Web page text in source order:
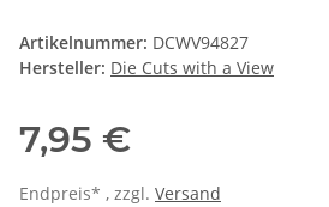
Artikelnummer: DCWV94827
Hersteller: Die Cuts with a View
7,95 €
Endpreis* , zzgl. Versand